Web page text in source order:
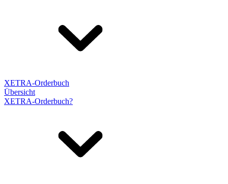
XETRA-Orderbuch
Übersicht
XETRA-Orderbuch?